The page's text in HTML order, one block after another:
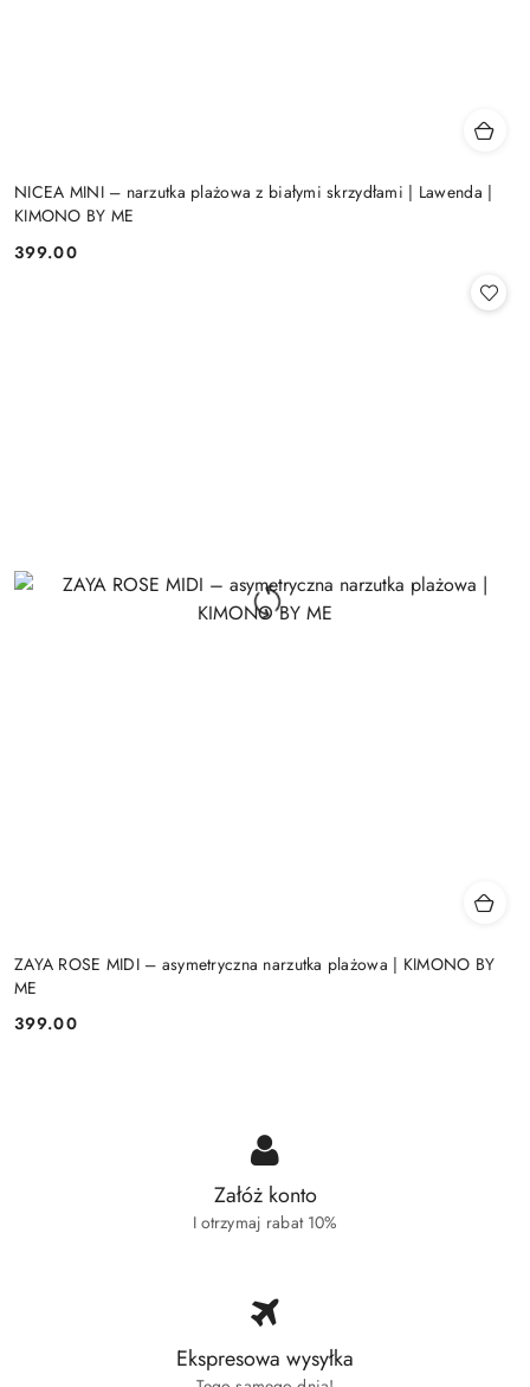
NICEA MINI – narzutka plażowa z białymi skrzydłami | Lawenda |
KIMONO BY ME
Cena:
399.00
ZAYA ROSE MIDI – asymetryczna narzutka plażowa | KIMONO BY
ME
Cena:
399.00
Załóż konto
I otrzymaj rabat 10%
Ekspresowa wysyłka